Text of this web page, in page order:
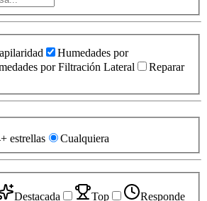
Humedades por
por Filtración Lateral
Reparar
estrellas Cualquiera
Destacada Top
Responde